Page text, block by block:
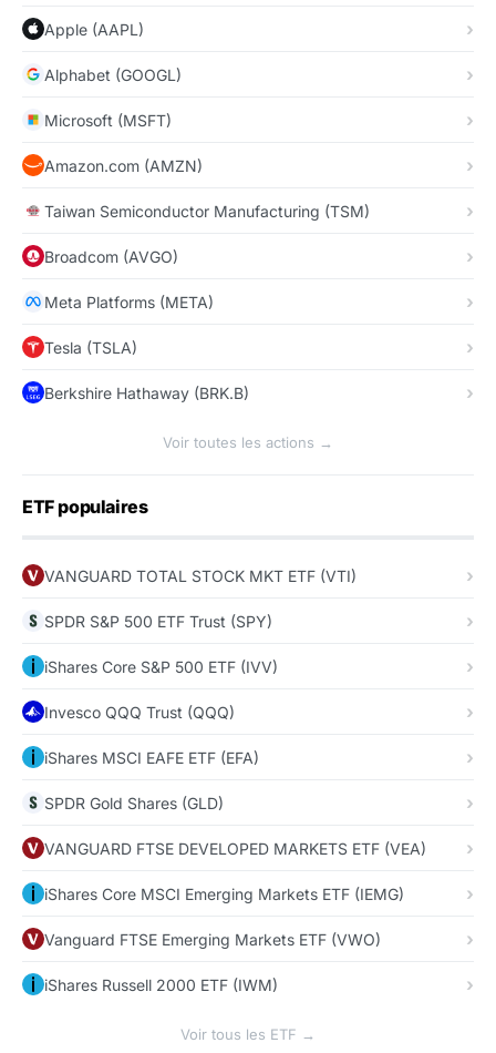
Apple (AAPL)
Alphabet (GOOGL)
Microsoft (MSFT)
Amazon.com (AMZN)
Taiwan Semiconductor Manufacturing (TSM)
Broadcom (AVGO)
Meta Platforms (META)
Tesla (TSLA)
Berkshire Hathaway (BRK.B)
Voir toutes les actions →
ETF populaires
VANGUARD TOTAL STOCK MKT ETF (VTI)
SPDR S&P 500 ETF Trust (SPY)
iShares Core S&P 500 ETF (IVV)
Invesco QQQ Trust (QQQ)
iShares MSCI EAFE ETF (EFA)
SPDR Gold Shares (GLD)
VANGUARD FTSE DEVELOPED MARKETS ETF (VEA)
iShares Core MSCI Emerging Markets ETF (IEMG)
Vanguard FTSE Emerging Markets ETF (VWO)
iShares Russell 2000 ETF (IWM)
Voir tous les ETF →